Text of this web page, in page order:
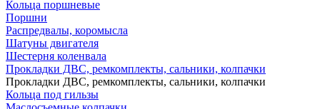
Кольца поршневые
Поршни
Распредвалы, коромысла
Шатуны двигателя
Шестерня коленвала
Прокладки ДВС, ремкомплекты, сальники, колпачки
Прокладки ДВС, ремкомплекты, сальники, колпачки
Кольца под гильзы